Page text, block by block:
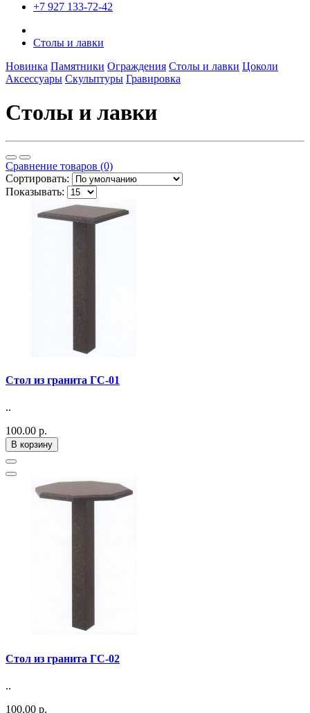
+7 927 133-72-42
Столы и лавки
Новинка Памятники Ограждения Столы и лавки Цоколи
Аксессуары Скульптуры Гравировка
Столы и лавки
Сравнение товаров (0)
Сортировать:
Показывать:
Стол из гранита ГС-01
..
100.00 р.
В корзину
Стол из гранита ГС-02
..
100.00 р.